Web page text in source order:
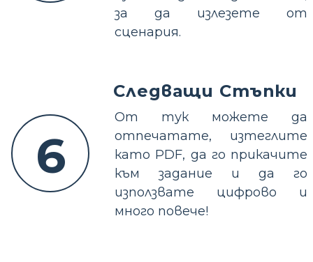
за да излезете от
сценария.
6
Следващи Стъпки
От тук можете да
отпечатате, изтеглите
като PDF, да го прикачите
към задание и да го
използвате цифрово и
много повече!